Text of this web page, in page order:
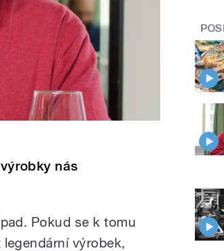
nás
Pokud se k tomu
výrobek,